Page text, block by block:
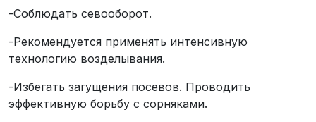
-Соблюдать севооборот.
-Рекомендуется применять интенсивную
технологию возделывания.
-Избегать загущения посевов. Проводить
эффективную борьбу с сорняками.